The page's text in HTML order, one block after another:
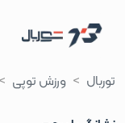
توربال ورزش توپی